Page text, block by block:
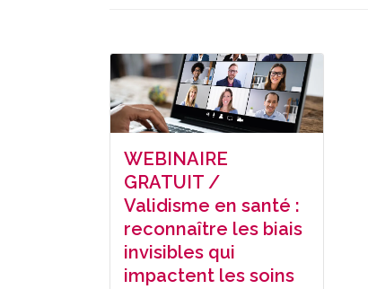
WEBINAIRE
GRATUIT /
Validisme en santé :
reconnaître les biais
invisibles qui
impactent les soins